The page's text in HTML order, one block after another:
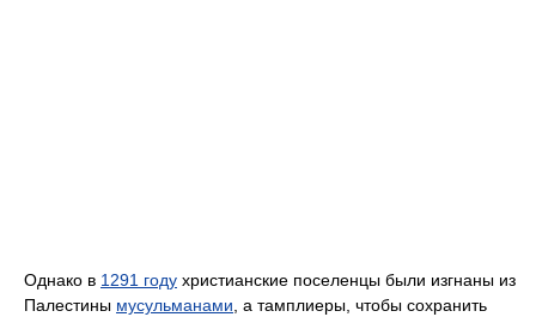
Однако в 1291 году христианские поселенцы были изгнаны из
Палестины мусульманами , а тамплиеры, чтобы сохранить